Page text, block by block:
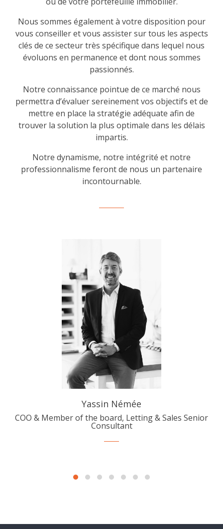
Nous sommes également à votre disposition pour
vous conseiller et vous assister sur tous les aspects
clés de ce secteur très spécifique dans lequel nous
évoluons en permanence et dont nous sommes
passionnés.
Notre connaissance pointue de ce marché nous
permettra d’évaluer sereinement vos objectifs et de
mettre en place la stratégie adéquate afin de
trouver la solution la plus optimale dans les délais
impartis.
Notre dynamisme, notre intégrité et notre
professionnalisme feront de nous un partenaire
incontournable.
Yassin Némée
COO & Member of the board, Letting & Sales Senior
Consultant